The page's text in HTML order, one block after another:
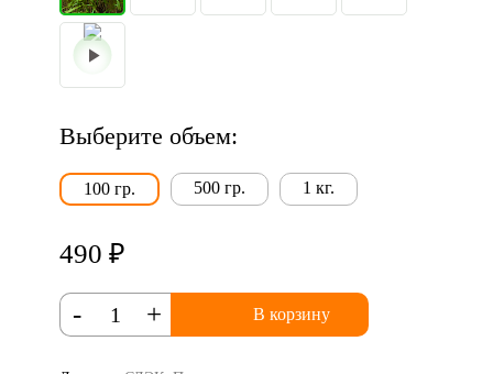
Выберите объем:
100 гр. 500 гр. 1 кг.
490 ₽
+
- В корзину